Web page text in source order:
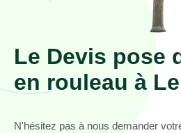
Le Devis pose
en rouleau à
N'hésitez pas à nous demander